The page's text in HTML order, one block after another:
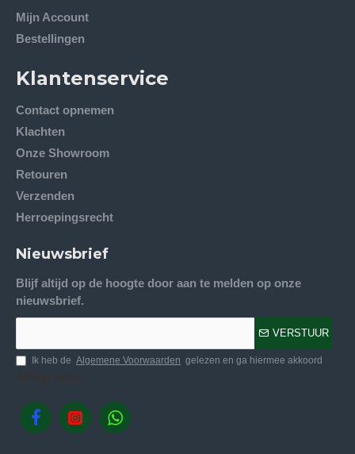
Mijn Account
Bestellingen
Klantenservice
Contact opnemen
Klachten
Onze Showroom
Retouren
Verzenden
Herroepingsrecht
Nieuwsbrief
Blijf altijd op de hoogte door aan te melden op onze
nieuwsbrief.
VERSTUUR
Ik heb de Algemene Voorwaarden gelezen en ga hiermee akkoord